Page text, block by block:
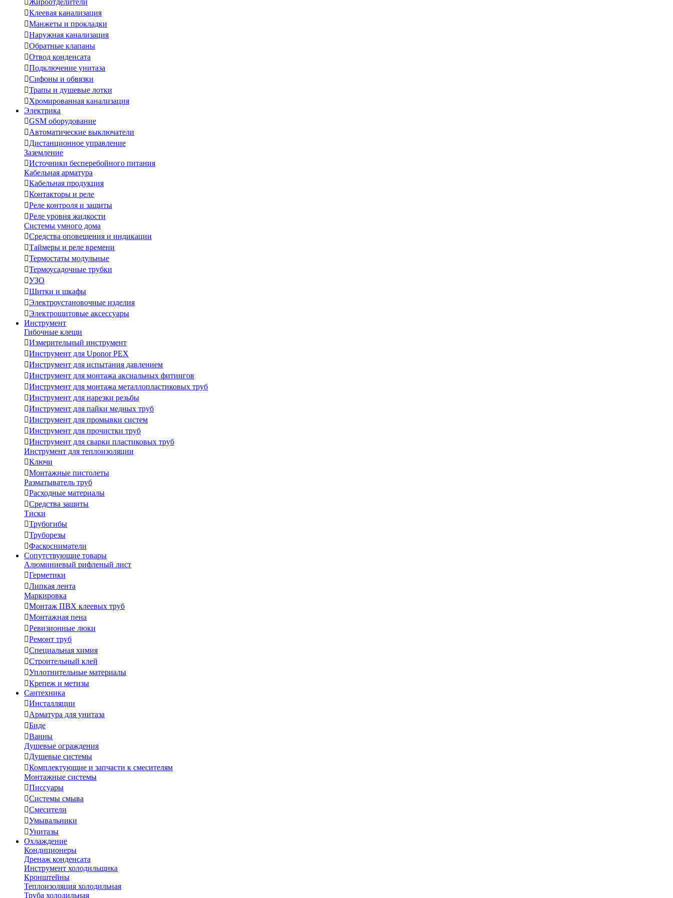
Жироотделители
Клеевая канализация
Манжеты и прокладки
Наружная канализация
Обратные клапаны
Отвод конденсата
Подключение унитаза
Сифоны и обвязки
Трапы и душевые лотки
Хромированная канализация
Электрика
GSM оборудование
Автоматические выключатели
Дистанционное управление
Заземление
Источники бесперебойного питания
Кабельная арматура
Кабельная продукция
Контакторы и реле
Реле контроля и защиты
Реле уровня жидкости
Системы умного дома
Средства оповещения и индикации
Таймеры и реле времени
Термостаты модульные
Термоусадочные трубки
УЗО
Щитки и шкафы
Электроустановочные изделия
Электрощитовые аксессуары
Инструмент
Гибочные клещи
Измерительный инструмент
Инструмент для Uponor PEX
Инструмент для испытания давлением
Инструмент для монтажа аксиальных фитингов
Инструмент для монтажа металлопластиковых труб
Инструмент для нарезки резьбы
Инструмент для пайки медных труб
Инструмент для промывки систем
Инструмент для прочистки труб
Инструмент для сварки пластиковых труб
Инструмент для теплоизоляции
Ключи
Монтажные пистолеты
Разматыватель труб
Расходные материалы
Средства защиты
Тиски
Трубогибы
Труборезы
Фаскосниматели
Сопутствующие товары
Алюминиевый рифленый лист
Герметики
Липкая лента
Маркировка
Монтаж ПВХ клеевых труб
Монтажная пена
Ревизионные люки
Ремонт труб
Специальная химия
Строительный клей
Уплотнительные материалы
Крепеж и метизы
Сантехника
Инсталляции
Арматура для унитаза
Биде
Ванны
Душевые ограждения
Душевые системы
Комплектующие и запчасти к смесителям
Монтажные системы
Писсуары
Системы смыва
Смесители
Умывальники
Унитазы
Охлаждение
Кондиционеры
Дренаж конденсата
Инструмент холодильщика
Кронштейны
Теплоизоляция холодильная
Труба холодильная